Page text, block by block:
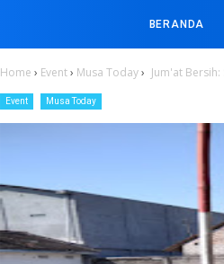
BERANDA
Home › Event› Musa Today› Jum'at
Event Musa Today